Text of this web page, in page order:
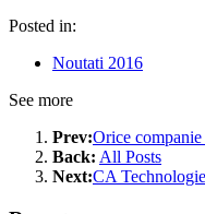
Posted in:
Noutati 2016
See more
Prev:Orice
Back: All Posts
Next:CA